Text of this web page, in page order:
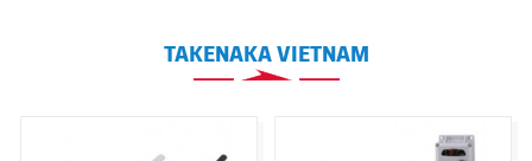
TAKENAKA VIETNAM